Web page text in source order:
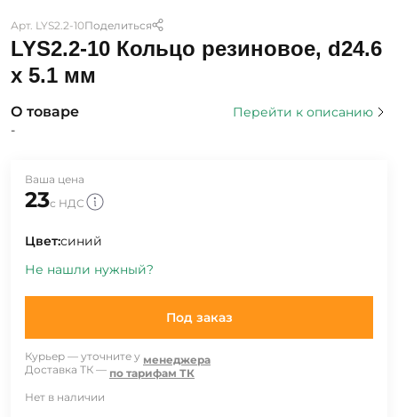
Арт. LYS2.2-10Поделиться
LYS2.2-10 Кольцо резиновое, d24.6
x 5.1 мм
О товаре
Перейти к описанию
-
Ваша цена
23с НДС
Цвет:синий
Не нашли нужный?
Под заказ
Курьер — уточните у менеджера
Доставка ТК — по тарифам ТК
Нет в наличии